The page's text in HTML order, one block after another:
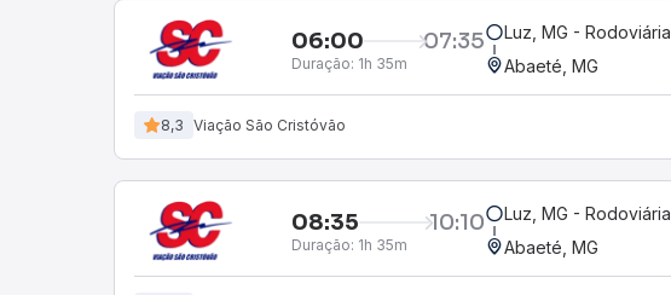
06:00 07:35
Duração: 1h 35m
Luz, MG - Rodoviária
Abaeté, MG
8,3 Viação São Cristóvão
08:35 10:10
Duração: 1h 35m
Luz, MG - Rodoviária
Abaeté, MG